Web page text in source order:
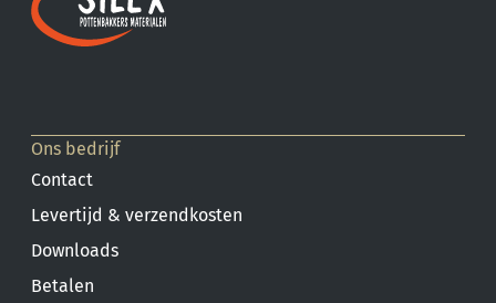
Ons bedrijf
Contact
Levertijd & verzendkosten
Downloads
Betalen